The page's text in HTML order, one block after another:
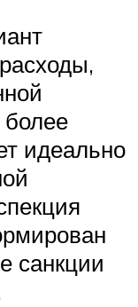
более
идеально
санкции